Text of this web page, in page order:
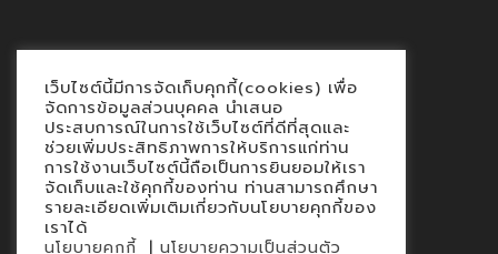
Contact
นโยบายคุกกี้
นโยบายข้อมูลส่วนบุคคล
เว็บไซต์นี้มีการจัดเก็บคุกกี้(cookies) เพื่อ
จัดการข้อมูลส่วนบุคคล นำเสนอ
ประสบการณ์ในการใช้เว็บไซต์ที่ดีที่สุดและ
ช่วยเพิ่มประสิทธิภาพการให้บริการแก่ท่าน
การใช้งานเว็บไซต์นี้ถือเป็นการยินยอมให้เรา
จัดเก็บและใช้คุกกี้ของท่าน ท่านสามารถศึกษา
รายละเอียดเพิ่มเติมเกี่ยวกับนโยบายคุกกี้ของ
เราได้
นโยบายคุกกี้ | นโยบายความเป็นส่วนตัว